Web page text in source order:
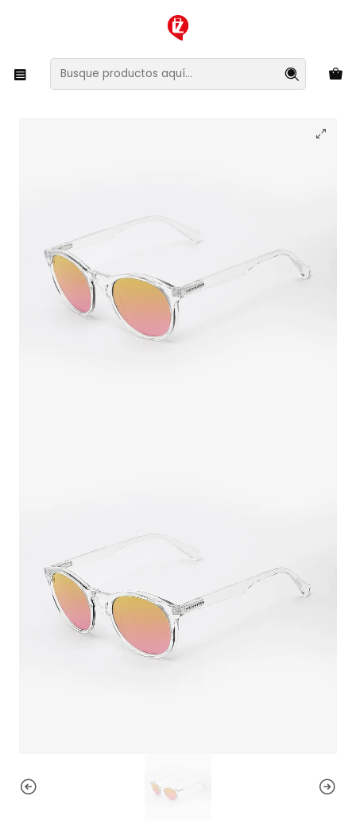
XMAS SALE ¡Compra antes de que la oferta termine!
Lentes y Accesorios Lentes de Sol
Lentes de Sol Hawkers Bel Air BELTR05